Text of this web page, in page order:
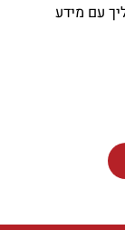
עם מידע